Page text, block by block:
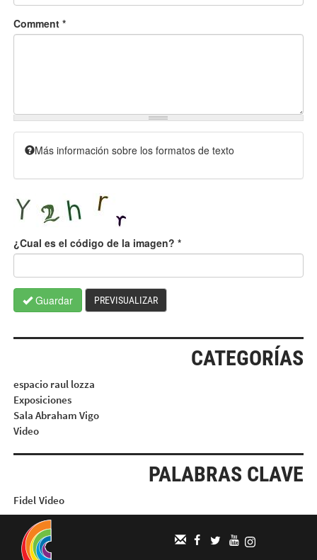
Comment *
Más información sobre los formatos de texto
¿Cual es el código de la imagen? *
Guardar PREVISUALIZAR
CATEGORÍAS
espacio raul lozza
Exposiciones
Sala Abraham Vigo
Video
PALABRAS CLAVE
Fidel Video